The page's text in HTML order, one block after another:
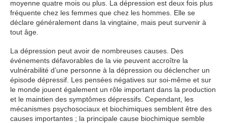
moyenne quatre mois ou plus. La dépression est deux fois plus
fréquente chez les femmes que chez les hommes. Elle se
déclare généralement dans la vingtaine, mais peut survenir à
tout âge.
La dépression peut avoir de nombreuses causes. Des
événements défavorables de la vie peuvent accroître la
vulnérabilité d’une personne à la dépression ou déclencher un
épisode dépressif. Les pensées négatives sur soi-même et sur
le monde jouent également un rôle important dans la production
et le maintien des symptômes dépressifs. Cependant, les
mécanismes psychosociaux et biochimiques semblent être des
causes importantes ; la principale cause biochimique semble